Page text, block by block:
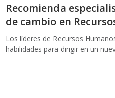
Recomienda
de cambio en
Los líderes de Recursos
habilidades para dirigir en un